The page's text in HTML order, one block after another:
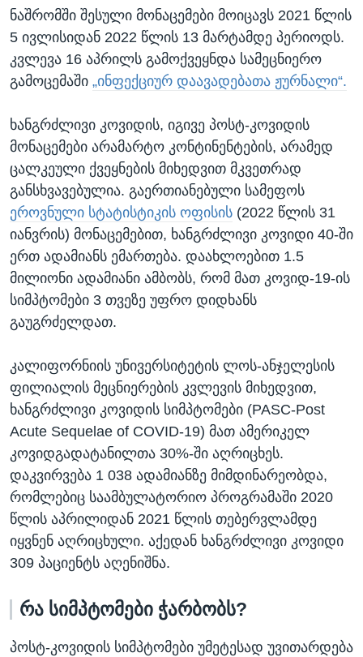
ნაშრომში შესული მონაცემები მოიცავს 2021 წლის
5 ივლისიდან 2022 წლის 13 მარტამდე პერიოდს.
კვლევა 16 აპრილს გამოქვეყნდა სამეცნიერო
გამოცემაში „ინფექციურ დაავადებათა ჟურნალი“.
ხანგრძლივი კოვიდის, იგივე პოსტ-კოვიდის
მონაცემები არამარტო კონტინენტების, არამედ
ცალკეული ქვეყნების მიხედვით მკვეთრად
განსხვავებულია. გაერთიანებული სამეფოს
ეროვნული სტატისტიკის ოფისის (2022 წლის 31
იანვრის) მონაცემებით, ხანგრძლივი კოვიდი 40-ში
ერთ ადამიანს ემართება. დაახლოებით 1.5
მილიონი ადამიანი ამბობს, რომ მათ კოვიდ-19-ის
სიმპტომები 3 თვეზე უფრო დიდხანს
გაუგრძელდათ.
კალიფორნიის უნივერსიტეტის ლოს-ანჯელესის
ფილიალის მეცნიერების კვლევის მიხედვით,
ხანგრძლივი კოვიდის სიმპტომები (PASC-Post
Acute Sequelae of COVID-19) მათ ამერიკელ
კოვიდგადატანილთა 30%-ში აღრიცხეს.
დაკვირვება 1 038 ადამიანზე მიმდინარეობდა,
რომლებიც საამბულატორიო პროგრამაში 2020
წლის აპრილიდან 2021 წლის თებერვლამდე
იყვნენ აღრიცხული. აქედან ხანგრძლივი კოვიდი
309 პაციენტს აღენიშნა.
რა სიმპტომები ჭარბობს?
პოსტ-კოვიდის სიმპტომები უმეტესად უვითარდება